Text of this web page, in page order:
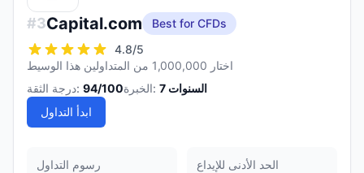
#3Capital.com
Best for CFDs
4.8/5
اختار 1,000,000 من المتداولين هذا الوسيط
درجة الثقة: 94/100 الخبرة: 7 السنوات
ابدأ التداول
رسوم التداول
الحد الأدنى للإيداع